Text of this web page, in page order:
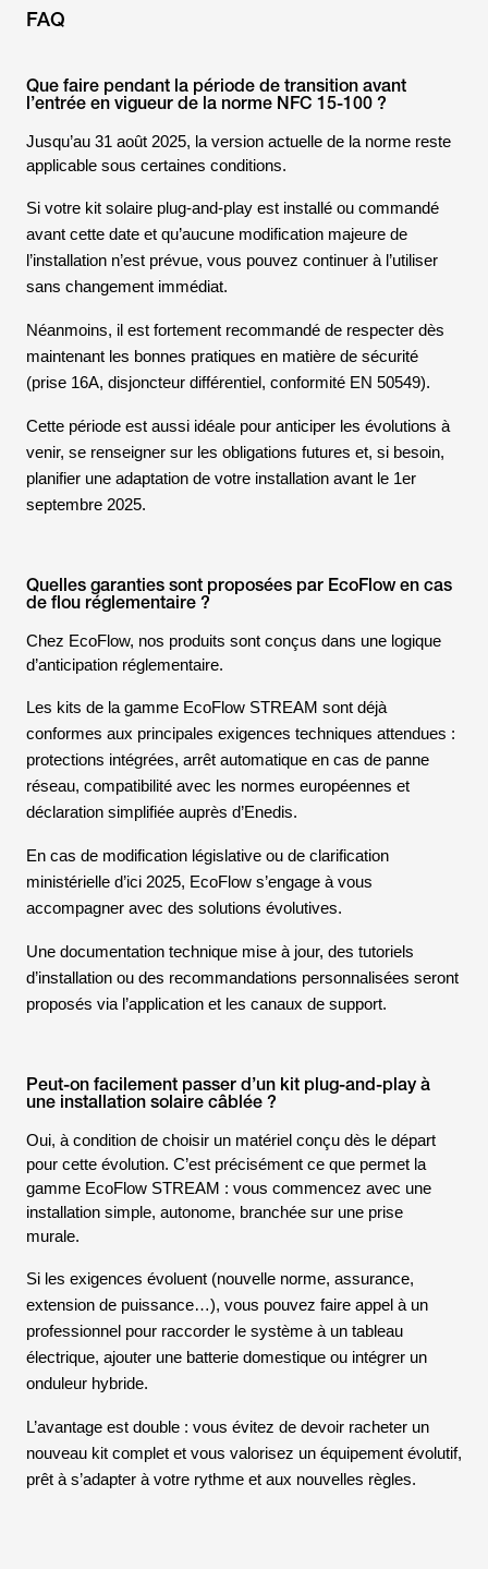
FAQ
Que faire pendant la période de transition avant
l’entrée en vigueur de la norme NFC 15-100 ?
Jusqu’au 31 août 2025, la version actuelle de la norme reste
applicable sous certaines conditions.
Si votre kit solaire plug-and-play est installé ou commandé
avant cette date et qu’aucune modification majeure de
l’installation n’est prévue, vous pouvez continuer à l’utiliser
sans changement immédiat.
Néanmoins, il est fortement recommandé de respecter dès
maintenant les bonnes pratiques en matière de sécurité
(prise 16A, disjoncteur différentiel, conformité EN 50549).
Cette période est aussi idéale pour anticiper les évolutions à
venir, se renseigner sur les obligations futures et, si besoin,
planifier une adaptation de votre installation avant le 1er
septembre 2025.
Quelles garanties sont proposées par EcoFlow en cas
de flou réglementaire ?
Chez EcoFlow, nos produits sont conçus dans une logique
d’anticipation réglementaire.
Les kits de la gamme EcoFlow STREAM sont déjà
conformes aux principales exigences techniques attendues :
protections intégrées, arrêt automatique en cas de panne
réseau, compatibilité avec les normes européennes et
déclaration simplifiée auprès d’Enedis.
En cas de modification législative ou de clarification
ministérielle d’ici 2025, EcoFlow s’engage à vous
accompagner avec des solutions évolutives.
Une documentation technique mise à jour, des tutoriels
d’installation ou des recommandations personnalisées seront
proposés via l’application et les canaux de support.
Peut-on facilement passer d’un kit plug-and-play à
une installation solaire câblée ?
Oui, à condition de choisir un matériel conçu dès le départ
pour cette évolution. C’est précisément ce que permet la
gamme EcoFlow STREAM : vous commencez avec une
installation simple, autonome, branchée sur une prise
murale.
Si les exigences évoluent (nouvelle norme, assurance,
extension de puissance…), vous pouvez faire appel à un
professionnel pour raccorder le système à un tableau
électrique, ajouter une batterie domestique ou intégrer un
onduleur hybride.
L’avantage est double : vous évitez de devoir racheter un
nouveau kit complet et vous valorisez un équipement évolutif,
prêt à s’adapter à votre rythme et aux nouvelles règles.